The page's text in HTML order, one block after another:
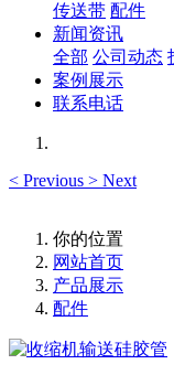
传送带 配件
新闻资讯
全部 公司动态
案例展示
联系电话
< Previous > Next
你的位置
网站首页
产品展示
配件